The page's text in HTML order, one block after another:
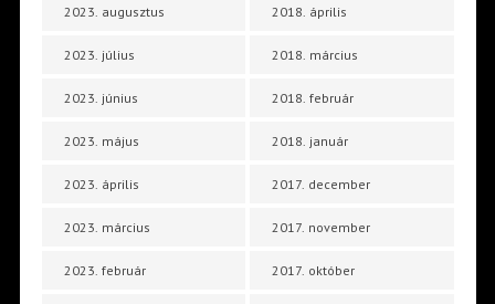
2023. augusztus
2023. július
2023. június
2023. május
2023. április
2023. március
2023. február
2018. április
2018. március
2018. február
2018. január
2017. december
2017. november
2017. október